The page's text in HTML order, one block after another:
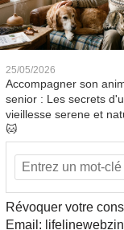
25/05/2026
Accompagner son
senior : Les secrets
vieillesse serene et
🐱
Révoquer votre
Email: